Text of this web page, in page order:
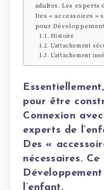
adultes. Les experts
Des « accessoires »
pour
Histoire
L’attachement
L’attachement
pour être
Connexion
experts de
Des «
nécessaires.
l’enfant.